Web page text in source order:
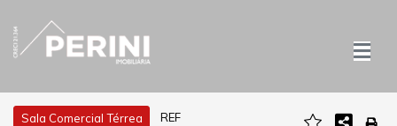
Sala Comercial Térrea
REF